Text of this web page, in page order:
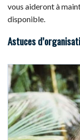
vous aideront à
disponible.
Astuces